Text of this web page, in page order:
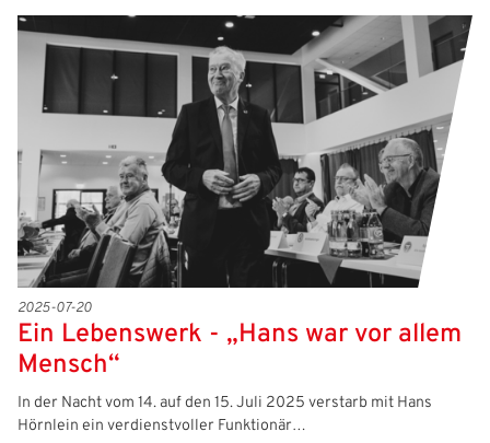
2025-07-20
Ein Lebenswerk - „Hans war vor allem
Mensch“
In der Nacht vom 14. auf den 15. Juli 2025 verstarb mit Hans
Hörnlein ein verdienstvoller Funktionär…